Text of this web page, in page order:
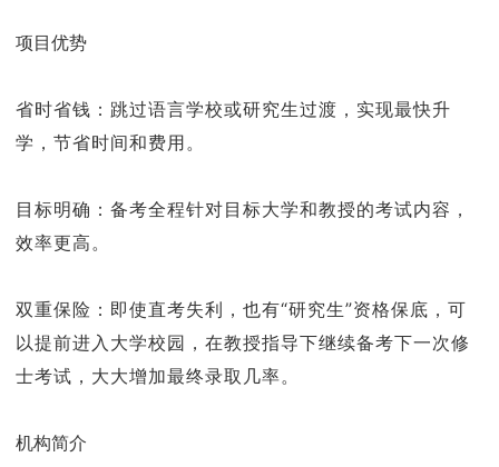
项目优势
省时省钱：跳过语言学校或研究生过渡，实现最快升
学，节省时间和费用。
目标明确：备考全程针对目标大学和教授的考试内容，
效率更高。
双重保险：即使直考失利，也有“研究生”资格保底，可
以提前进入大学校园，在教授指导下继续备考下一次修
士考试，大大增加最终录取几率。
机构简介